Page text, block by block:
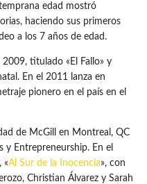
edad mostró
haciendo sus primeros
a los 7 años de edad.
titulado «El Fallo» y
En el 2011 lanza en
pionero en el país en el
de McGill en Montreal, QC
y Entrepreneurship. En el
«Al Sur de la Inocencia», con
Christian Álvarez y Sarah